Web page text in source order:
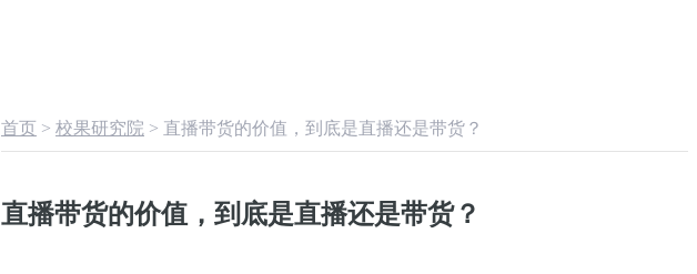
首页 > 校果研究院 > 直播带货的价值，到底是直播还是带货？
直播带货的价值，到底是直播还是带货？